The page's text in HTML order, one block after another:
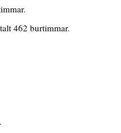
462 burtimmar.